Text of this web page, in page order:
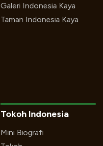
Galeri Indonesia Kaya
Taman Indonesia Kaya
Tokoh Indonesia
Mini Biografi